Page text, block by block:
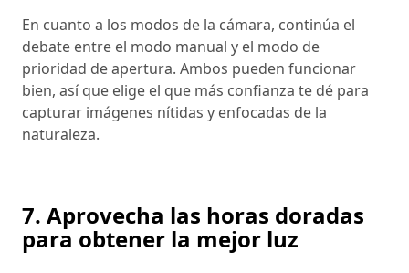
En cuanto a los modos de la cámara, continúa el
debate entre el modo manual y el modo de
prioridad de apertura. Ambos pueden funcionar
bien, así que elige el que más confianza te dé para
capturar imágenes nítidas y enfocadas de la
naturaleza.
7. Aprovecha las horas doradas
para obtener la mejor luz